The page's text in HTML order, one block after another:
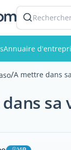
Annuaire
/A mettre dans
sa